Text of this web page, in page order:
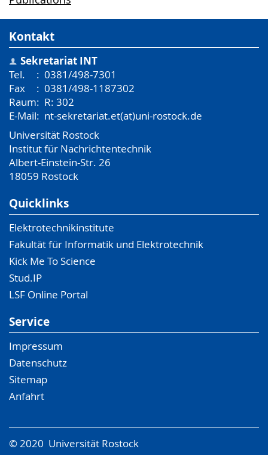
Kontakt
Sekretariat INT
Tel.
: 0381/498-7301
Fax
: 0381/498-1187302
Raum: R: 302
E-Mail: nt-sekretariat.et(at)uni-rostock.de
Universität Rostock
Institut für Nachrichtentechnik
Albert-Einstein-Str. 26
18059 Rostock
Quicklinks
Elektrotechnikinstitute
Fakultät für Informatik und Elektrotechnik
Kick Me To Science
Stud.IP
LSF Online Portal
Service
Impressum
Datenschutz
Sitemap
Anfahrt
© 2020 Universität Rostock